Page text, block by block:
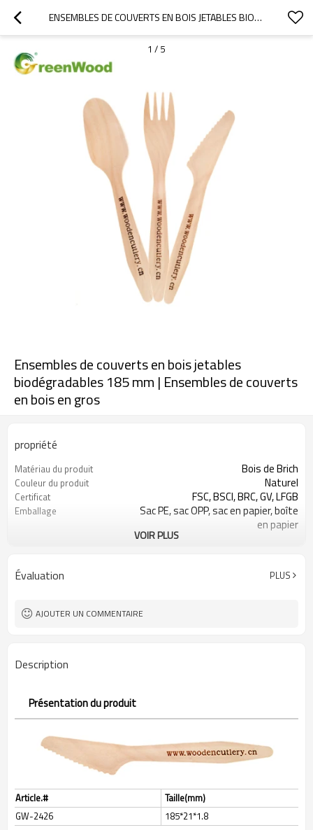
ENSEMBLES DE COUVERTS EN BOIS JETABLES BIODÉGRADABLES 185 MM | ENSEMBLES DE COUVERTS EN BOIS EN GROS
1 / 5
Ensembles de couverts en bois jetables
biodégradables 185 mm | Ensembles de couverts
en bois en gros
propriété
Matériau du produit Bois de Brich
Couleur du produit Naturel
Certificat FSC, BSCI, BRC, GV, LFGB
Emballage
Sac PE, sac OPP, sac en papier, boîte
en papier
Logo
Peut être un logo d'estampage à
Usage
VOIR PLUS
Évaluation PLUS
AJOUTER UN COMMENTAIRE
Description
Présentation du produit
Article.#
Taille(mm)
GW-2426
185*21*1.8